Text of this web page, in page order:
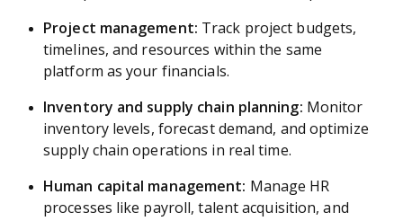
Project management: Track project budgets,
timelines, and resources within the same
platform as your financials.
Inventory and supply chain planning: Monitor
inventory levels, forecast demand, and optimize
supply chain operations in real time.
Human capital management: Manage HR
processes like payroll, talent acquisition, and